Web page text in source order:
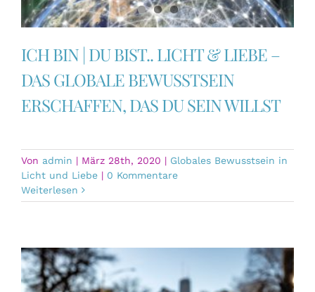
ICH BIN | DU BIST.. LICHT & LIEBE –
DAS GLOBALE BEWUSSTSEIN
ERSCHAFFEN, DAS DU SEIN WILLST
Von admin | März 28th, 2020 | Globales Bewusstsein in
Licht und Liebe | 0 Kommentare
Weiterlesen